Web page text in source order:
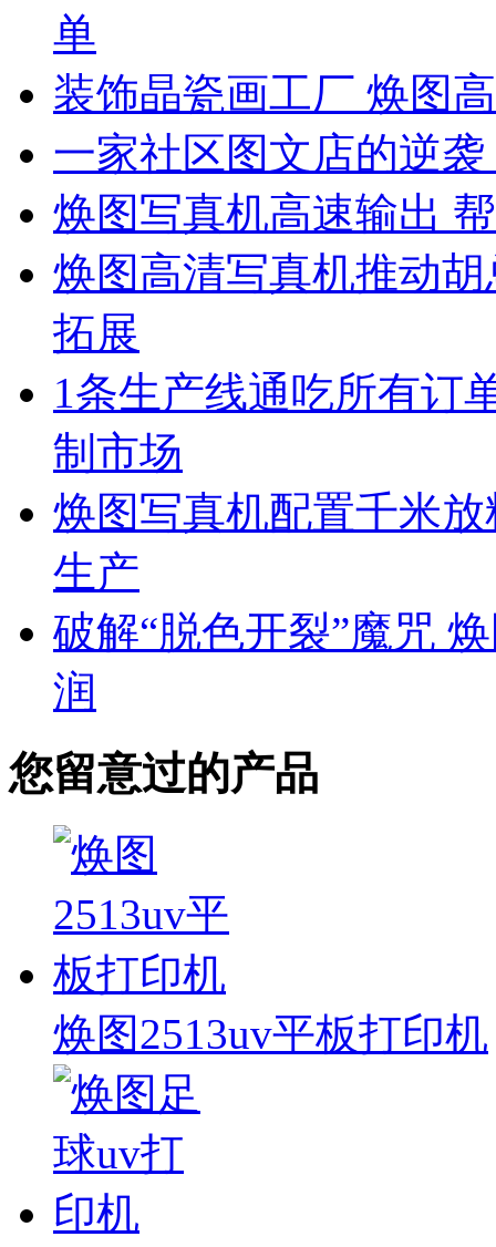
单
装饰晶瓷画工厂 焕图
一家社区图文店的逆
焕图写真机高速输出
焕图高清写真机推动
拓展
1条生产线通吃所有订
制市场
焕图写真机配置千米
生产
破解“脱色开裂”魔咒
润
您留意过的产品
焕图2513uv平板打印机